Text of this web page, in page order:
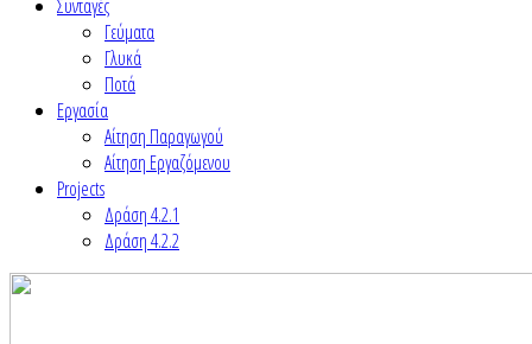
Συνταγές
Γεύματα
Γλυκά
Ποτά
Εργασία
Αίτηση Παραγωγού
Αίτηση Εργαζόμενου
Projects
Δράση 4.2.1
Δράση 4.2.2